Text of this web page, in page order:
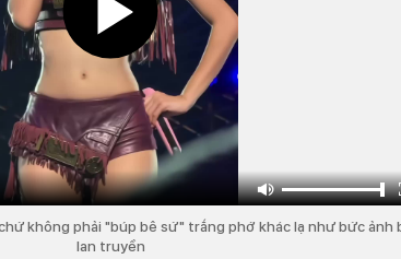
không phải "búp bê sứ" trắng phớ khác lạ như bức ảnh
lan truyền